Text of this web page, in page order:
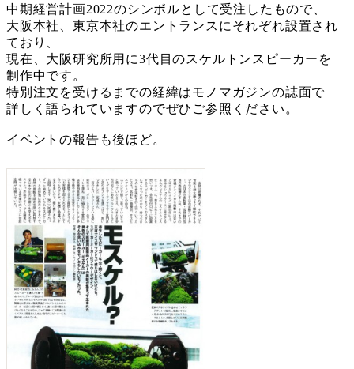
中期経営計画2022のシンボルとして受注したもので、
大阪本社、東京本社のエントランスにそれぞれ設置され
ており、
現在、大阪研究所用に3代目のスケルトンスピーカーを
制作中です。
特別注文を受けるまでの経緯はモノマガジンの誌面で
詳しく語られていますのでぜひご参照ください。
イベントの報告も後ほど。